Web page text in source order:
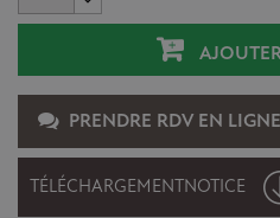
PRENDRE RDV EN LIGNE
TÉLÉCHARGEMENTNOTICE